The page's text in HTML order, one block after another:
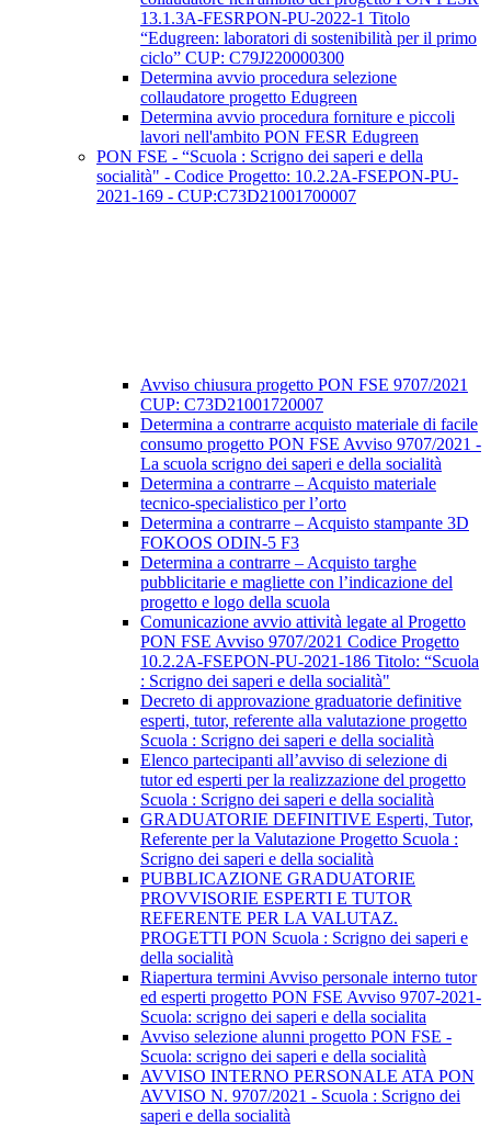
13.1.3A-FESRPON-PU-2022-1 Titolo
“Edugreen: laboratori di sostenibilità per il primo
ciclo” CUP: C79J220000300
Determina avvio procedura selezione
collaudatore progetto Edugreen
Determina avvio procedura forniture e piccoli
lavori nell'ambito PON FESR Edugreen
PON FSE - “Scuola : Scrigno dei saperi e della
socialità" - Codice Progetto: 10.2.2A-FSEPON-PU-
2021-169 - CUP:C73D21001700007
Avviso chiusura progetto PON FSE 9707/2021
CUP: C73D21001720007
Determina a contrarre acquisto materiale di facile
consumo progetto PON FSE Avviso 9707/2021 -
La scuola scrigno dei saperi e della socialità
Determina a contrarre – Acquisto materiale
tecnico-specialistico per l’orto
Determina a contrarre – Acquisto stampante 3D
FOKOOS ODIN-5 F3
Determina a contrarre – Acquisto targhe
pubblicitarie e magliette con l’indicazione del
progetto e logo della scuola
Comunicazione avvio attività legate al Progetto
PON FSE Avviso 9707/2021 Codice Progetto
10.2.2A-FSEPON-PU-2021-186 Titolo: “Scuola
: Scrigno dei saperi e della socialità"
Decreto di approvazione graduatorie definitive
esperti, tutor, referente alla valutazione progetto
Scuola : Scrigno dei saperi e della socialità
Elenco partecipanti all’avviso di selezione di
tutor ed esperti per la realizzazione del progetto
Scuola : Scrigno dei saperi e della socialità
GRADUATORIE DEFINITIVE Esperti, Tutor,
Referente per la Valutazione Progetto Scuola :
Scrigno dei saperi e della socialità
PUBBLICAZIONE GRADUATORIE
PROVVISORIE ESPERTI E TUTOR
REFERENTE PER LA VALUTAZ.
PROGETTI PON Scuola : Scrigno dei saperi e
della socialità
Riapertura termini Avviso personale interno tutor
ed esperti progetto PON FSE Avviso 9707-2021-
Scuola: scrigno dei saperi e della socialita
Avviso selezione alunni progetto PON FSE -
Scuola: scrigno dei saperi e della socialità
AVVISO INTERNO PERSONALE ATA PON
AVVISO N. 9707/2021 - Scuola : Scrigno dei
saperi e della socialità